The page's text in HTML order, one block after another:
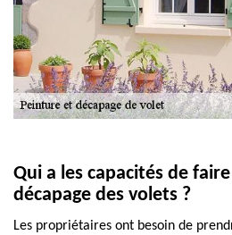
Qui a les capacités de
décapage des volets ?
Les propriétaires ont besoin de